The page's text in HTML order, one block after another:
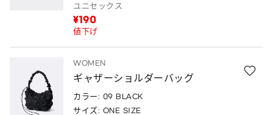
ユニセックス
¥190
値下げ
WOMEN
ギャザーショルダーバッグ
カラー: 09 BLACK
サイズ: ONE SIZE